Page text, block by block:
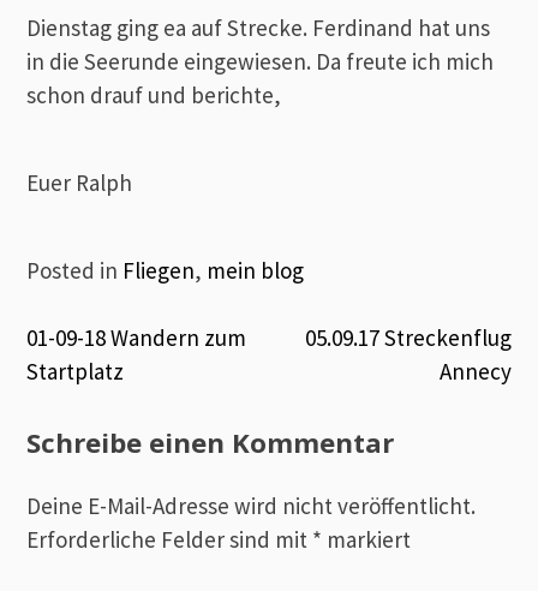
Dienstag ging ea auf Strecke. Ferdinand hat uns
in die Seerunde eingewiesen. Da freute ich mich
schon drauf und berichte,
Euer Ralph
Posted in Fliegen, mein blog
Beitrags-
Navigation
01-09-18 Wandern zum
Startplatz
05.09.17 Streckenflug
Annecy
Schreibe einen Kommentar
Deine E-Mail-Adresse wird nicht veröffentlicht.
Erforderliche Felder sind mit * markiert